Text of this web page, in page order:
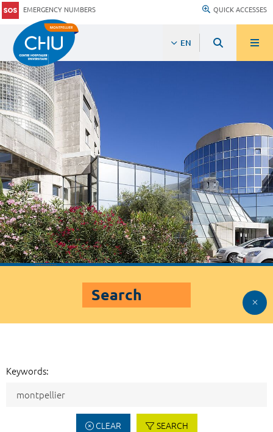
EMERGENCY NUMBERS QUICK ACCESSES
EN
Search
Keywords:
CLEAR SEARCH